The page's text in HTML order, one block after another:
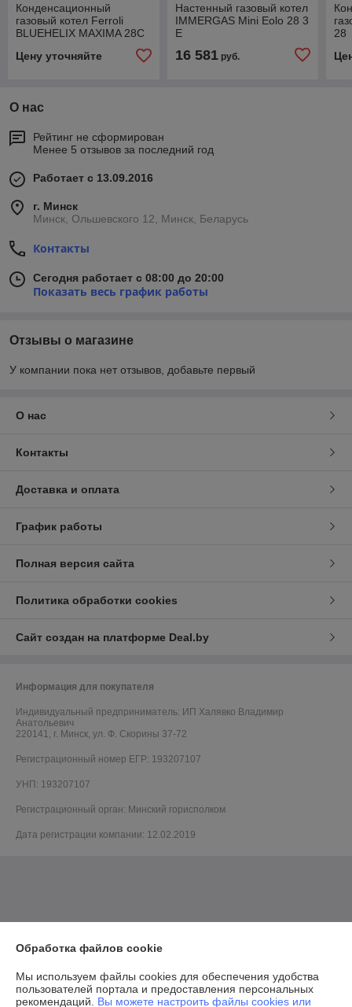
Конденсационный
газовый котел Ferroli
BLUEHELIX MAXIMA 28C
Цену уточняйте
Настенный газовый котел
IMMERGAS Mini Eolo 28 3
E
16 581руб.
28
О нас
Рейтинг не сформирован
Менее 5 отзывов за последний год
Работает с 13.09.2016
г. Минск
Минск, Ольшевского 12, Минск, Беларусь
Контакты
Сегодня работает с 08:00 до 20:00
Показать весь график работы
Отзывы о магазине
У компании пока нет отзывов, добавьте первый
О нас
Контакты
Доставка и оплата
График работы
Полная версия сайта
Политика обработки cookies
Сайт создан на платформе Deal.by
Информация для покупателя
Индивидуальный предприниматель: ИП Халявко Владимир
Анатольевич
220141, г. Минск, ул. Ф. Скорины 37-72
Регистрационный номер ЕГР: 193207107
УНП: 193207107
Регистрационный орган: Минский горисполком
Дата регистрации компании: 12.02.2019
Обработка файлов cookie
Мы используем файлы cookies для обеспечения удобства
пользователей портала и предоставления персональных
рекомендаций. Вы можете настроить файлы cookies или